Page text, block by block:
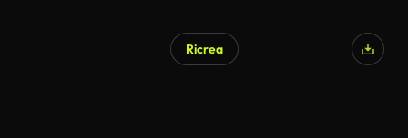
Ricrea